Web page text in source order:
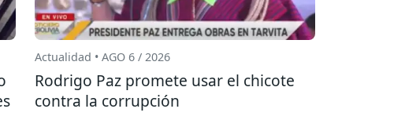
Actualidad • AGO 6 / 2026
Rodrigo Paz promete usar el chicote
contra la corrupción